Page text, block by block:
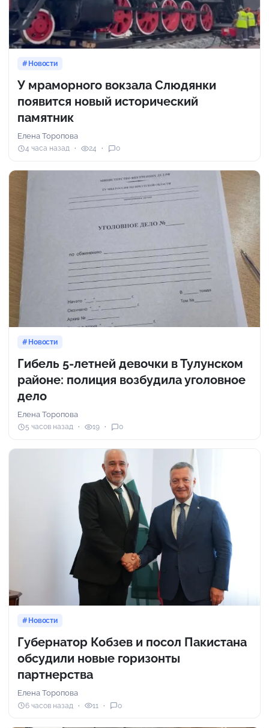
Новости
У мраморного вокзала Слюдянки
появится новый исторический
памятник
Елена Торопова
4 часа назад 24 0
Новости
Гибель 5-летней девочки в Тулунском
районе: полиция возбудила уголовное
дело
Елена Торопова
5 часов назад 19 0
Новости
Губернатор Кобзев и посол Пакистана
обсудили новые горизонты
партнерства
Елена Торопова
6 часов назад 11 0